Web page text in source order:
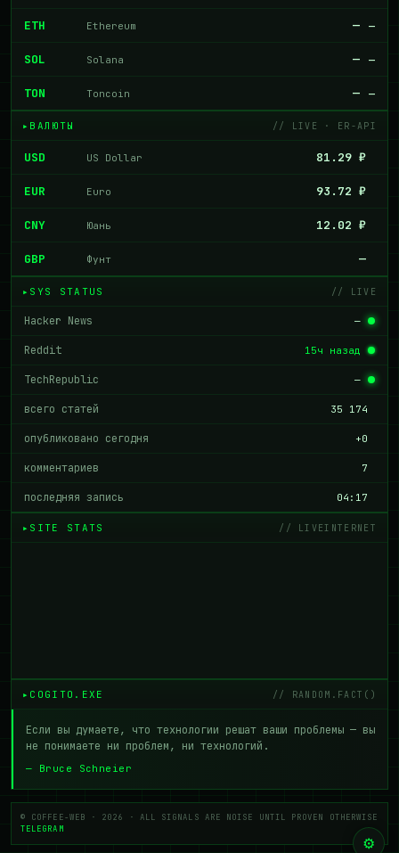
ETH Ethereum — —
SOL Solana — —
TON Toncoin — —
ВАЛЮТЫ // LIVE · ER-API
USD US Dollar 81.29 ₽
EUR Euro 93.72 ₽
CNY Юань 12.02 ₽
GBP Фунт —
SYS STATUS // LIVE
Hacker News —
Reddit 15ч назад
TechRepublic —
всего статей 35 174
опубликовано сегодня +0
комментариев 7
последняя запись 04:17
SITE STATS // LIVEINTERNET
COGITO.EXE // RANDOM.FACT()
Если вы думаете, что технологии решат ваши проблемы — вы
не понимаете ни проблем, ни технологий.
Bruce Schneier
© COFFEE-WEB · 2026 · ALL SIGNALS ARE NOISE UNTIL PROVEN OTHERWISE
TELEGRAM
⚙